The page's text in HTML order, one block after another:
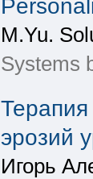
M.Yu.
Systems
эрозий
Игорь